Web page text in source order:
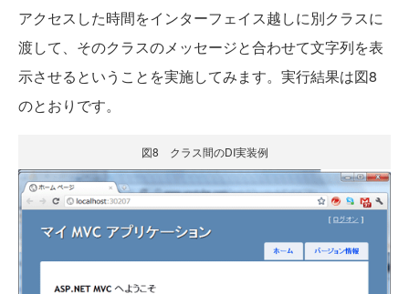
アクセスした時間をインターフェイス越しに別クラスに
渡して、そのクラスのメッセージと合わせて文字列を表
示させるということを実施してみます。実行結果は図8
のとおりです。
図8 クラス間のDI実装例